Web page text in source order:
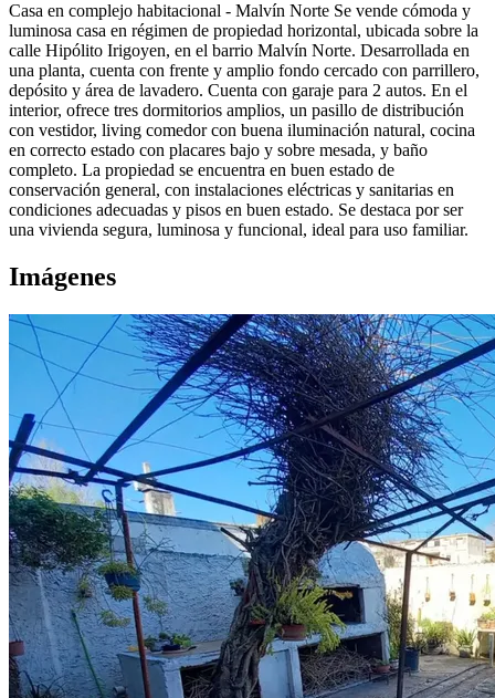
Casa en complejo habitacional - Malvín Norte Se vende cómoda y
luminosa casa en régimen de propiedad horizontal, ubicada sobre la
calle Hipólito Irigoyen, en el barrio Malvín Norte. Desarrollada en
una planta, cuenta con frente y amplio fondo cercado con parrillero,
depósito y área de lavadero. Cuenta con garaje para 2 autos. En el
interior, ofrece tres dormitorios amplios, un pasillo de distribución
con vestidor, living comedor con buena iluminación natural, cocina
en correcto estado con placares bajo y sobre mesada, y baño
completo. La propiedad se encuentra en buen estado de
conservación general, con instalaciones eléctricas y sanitarias en
condiciones adecuadas y pisos en buen estado. Se destaca por ser
una vivienda segura, luminosa y funcional, ideal para uso familiar.
Imágenes